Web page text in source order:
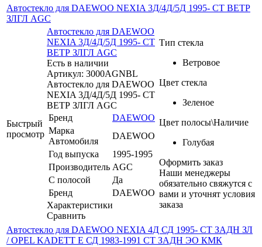
Автостекло для DAEWOO NEXIA 3Д/4Д/5Д 1995- СТ ВЕТР
ЗЛГЛ AGC
Быстрый
просмотр
Автостекло для DAEWOO
NEXIA 3Д/4Д/5Д 1995- СТ
ВЕТР ЗЛГЛ AGC
Есть в наличии
Артикул: 3000AGNBL
Автостекло для DAEWOO
NEXIA 3Д/4Д/5Д 1995- СТ
ВЕТР ЗЛГЛ AGC
Бренд
DAEWOO
Марка
Автомобиля
DAEWOO
Год выпуска
1995-1995
Производитель AGC
С полосой
Да
Бренд
DAEWOO
Характеристики
Сравнить
Тип стекла
Ветровое
Цвет стекла
Зеленое
Цвет полосы\Наличие
Голубая
Оформить заказ
Наши менеджеры
обязательно свяжутся с
вами и уточнят условия
заказа
Автостекло для DAEWOO NEXIA 4Д СД 1995- СТ ЗАДН ЗЛ
/ OPEL KADETT E СД 1983-1991 СТ ЗАДН ЭО КМК